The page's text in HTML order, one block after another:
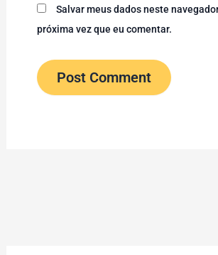
Salvar meus dados neste
próxima vez que eu comentar.